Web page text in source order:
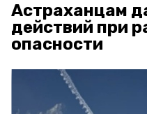
Астраханцам
действий при
опасности